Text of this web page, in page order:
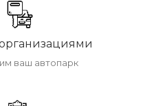
ваш автопарк